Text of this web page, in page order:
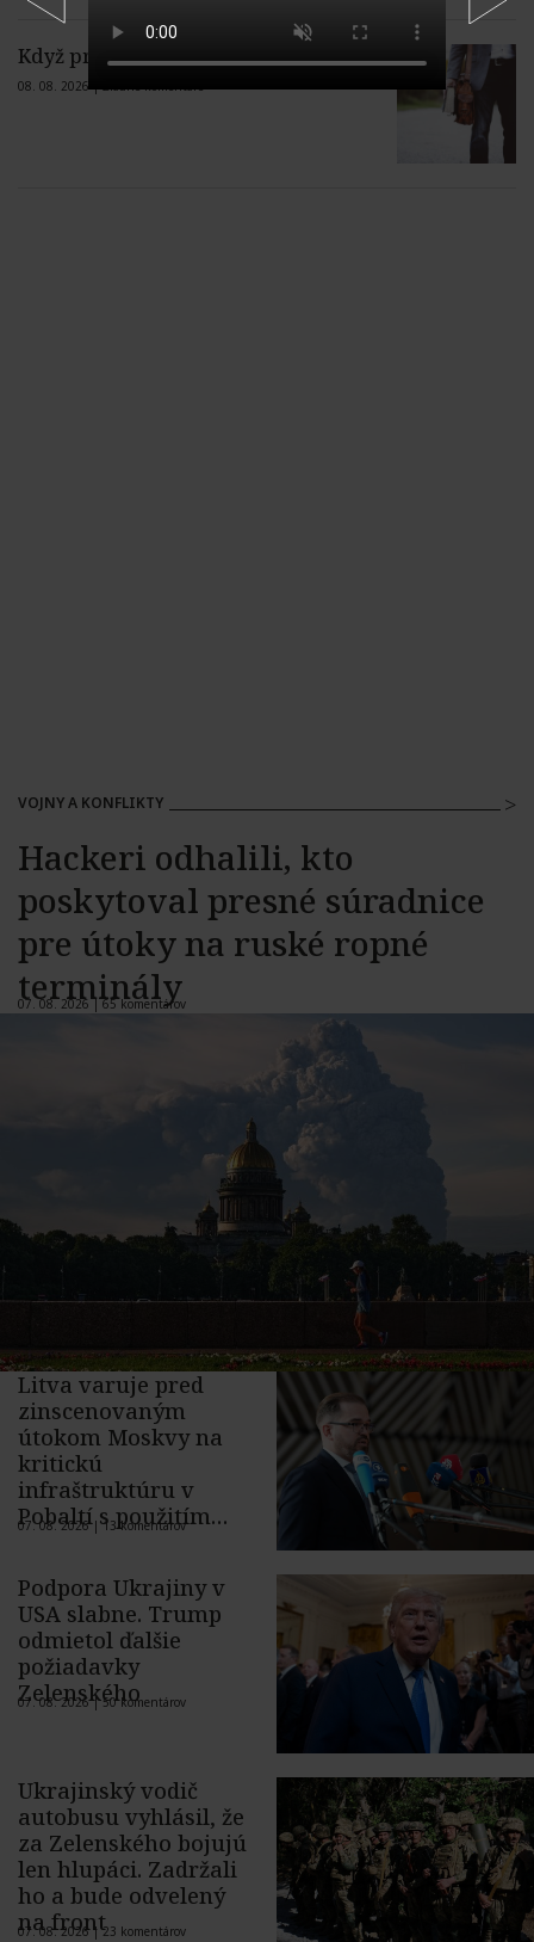
Když profesor lže jak zjednaný…
08. 08. 2026 |Žiadne komentáre
VOJNY A KONFLIKTY
Hackeri odhalili, kto
poskytoval presné súradnice
pre útoky na ruské ropné
terminály
07. 08. 2026 |65 komentárov
Litva varuje pred
zinscenovaným
útokom Moskvy na
kritickú
infraštruktúru v
Pobaltí s použitím
ukrajinského dronu
07. 08. 2026 |13 komentárov
Podpora Ukrajiny v
USA slabne. Trump
odmietol ďalšie
požiadavky
Zelenského
07. 08. 2026 |50 komentárov
Ukrajinský vodič
autobusu vyhlásil, že
za Zelenského bojujú
len hlupáci. Zadržali
ho a bude odvelený
na front
07. 08. 2026 |23 komentárov